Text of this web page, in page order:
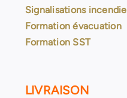
Signalisations incendie
Formation évacuation
Formation SST
LIVRAISON